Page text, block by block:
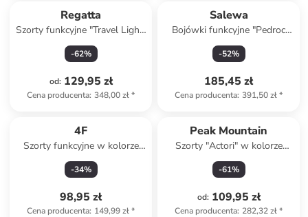
Regatta
Szorty funkcyjne "Travel Light"
w kolorze beżowym
-62%
od: 129,95 zł
Cena producenta: 348,00 zł*
Salewa
Bojówki funkcyjne "Pedroc
Pro Durastretch" w kolorze
czerwonym
-52%
185,45 zł
Cena producenta: 391,50 zł*
4F
Szorty funkcyjne w kolorze
niebieskim
-34%
98,95 zł
Cena producenta: 149,99 zł*
Peak Mountain
Szorty "Actori" w kolorze
antracytowym do biegania
-61%
od: 109,95 zł
Cena producenta: 282,32 zł*